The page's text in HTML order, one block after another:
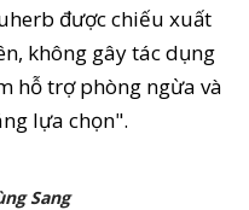
được chiếu xuất
không gây tác dụng
hỗ trợ phòng ngừa và
lựa chọn".
Sang